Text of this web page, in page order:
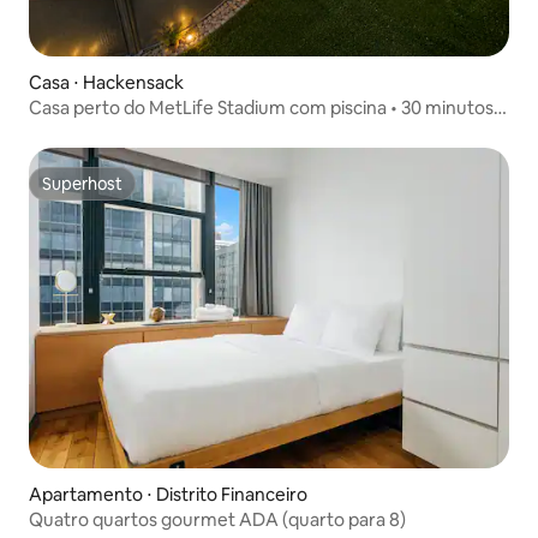
Casa ⋅ Hackensack
Casa perto do MetLife Stadium com piscina • 30 minutos
Superhost
Superhost
Apartamento ⋅ Distrito Financeiro
Quatro quartos gourmet ADA (quarto para 8)